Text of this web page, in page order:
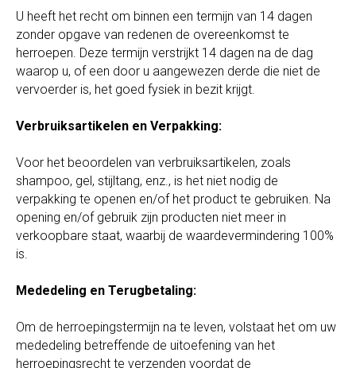
U heeft het recht om binnen een termijn van 14 dagen
zonder opgave van redenen de overeenkomst te
herroepen. Deze termijn verstrijkt 14 dagen na de dag
waarop u, of een door u aangewezen derde die niet de
vervoerder is, het goed fysiek in bezit krijgt.
Verbruiksartikelen en Verpakking:
Voor het beoordelen van verbruiksartikelen, zoals
shampoo, gel, stijltang, enz., is het niet nodig de
verpakking te openen en/of het product te gebruiken. Na
opening en/of gebruik zijn producten niet meer in
verkoopbare staat, waarbij de waardevermindering 100%
is.
Mededeling en Terugbetaling:
Om de herroepingstermijn na te leven, volstaat het om uw
mededeling betreffende de uitoefening van het
herroepingsrecht te verzenden voordat de